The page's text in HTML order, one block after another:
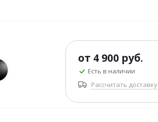
от 4 900 руб.
Есть в наличии
Рассчитать доставку